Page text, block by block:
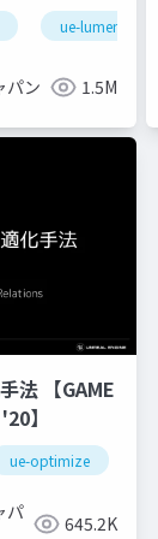
ue-lumen
パン 1.5M
法 【GAME
】
ue-optimize
パ
645.2K